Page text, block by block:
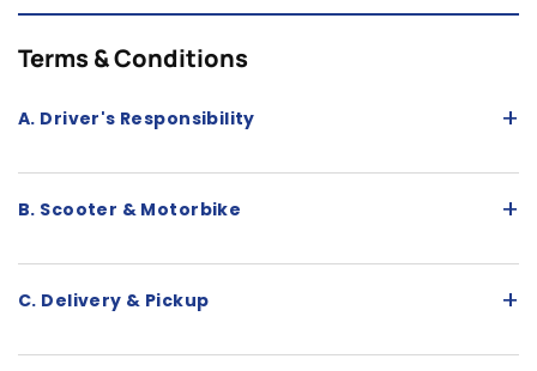
Terms & Conditions
A. Driver's Responsibility +
B. Scooter & Motorbike +
C. Delivery & Pickup +